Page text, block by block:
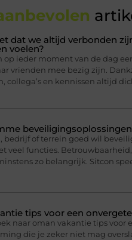
dat we altijd verbonden
voelen?
op ieder moment van de dag
vrienden mee bezig zijn.
collega’s en kennissen altijd
bedrijf of terrein goed wil
veel functies.
zo belangrijk. Sitcon
tips voor een
naar oman vakantie tips voor
die je zeker niet mag